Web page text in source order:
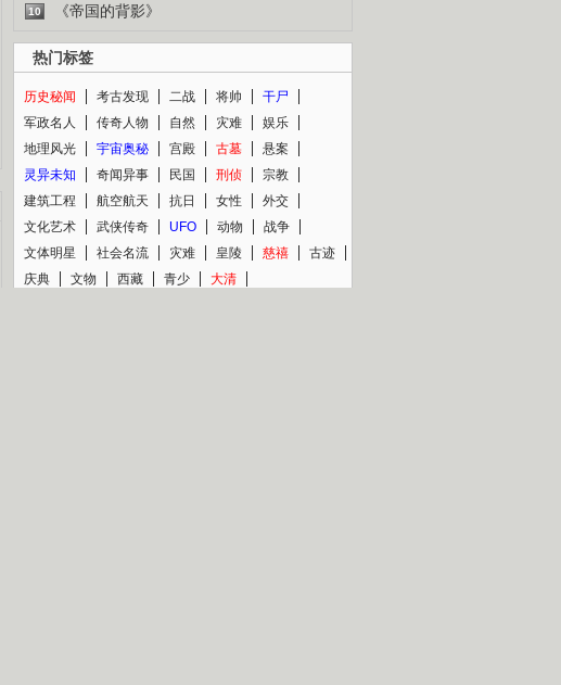
10 《帝国的背影》
热门标签
历史秘闻 考古发现 二战 将帅
干尸
军政名人
传奇人物 自然 灾难
娱乐
地理风光
宇宙奥秘 宫殿 古墓
悬案
灵异未知
奇闻异事 民国 刑侦
宗教
建筑工程
航空航天 抗日 女性
外交
文化艺术
武侠传奇 UFO 动物
战争
文体明星
社会名流 灾难 皇陵 慈禧
古迹
庆典
文物 西藏 青少 大清